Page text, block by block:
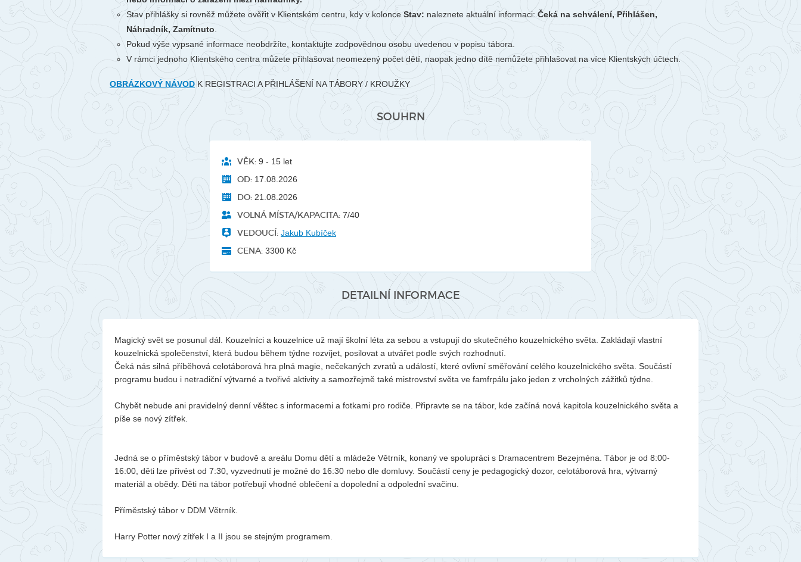
Stav přihlášky si rovněž můžete ověřit v Klientském centru, kdy v kolonce Stav: naleznete aktuální informaci:Čeká na schválení, Přihlášen,
Náhradník, Zamítnuto
Pokud výše vypsané informace neobdržíte, kontaktujte zodpovědnou osobu uvedenou v popisu tábora.
V rámci jednoho Klientského centra můžete přihlašovat neomezený počet dětí, naopak jedno dítě nemůžete přihlašovat na více Klientských účtech.
OBRÁZKOVÝ NÁVOD K REGISTRACI A PŘIHLÁŠENÍ NA TÁBORY / KROUŽKY
SOUHRN
VĚK: 9 - 15 let
OD: 17.08.2026
DO: 21.08.2026
VOLNÁ MÍSTA/KAPACITA: 7/40
VEDOUCÍ: Jakub Kubíček
CENA: 3300 Kč
DETAILNÍ INFORMACE
Magický svět se posunul dál. Kouzelníci a kouzelnice už mají školní léta za sebou a vstupují do skutečného kouzelnického světa. Zakládají vlastní
kouzelnická společenství, která budou během týdne rozvíjet, posilovat a utvářet podle svých rozhodnutí.
Čeká nás silná příběhová celotáborová hra plná magie, nečekaných zvratů a událostí, které ovlivní směřování celého kouzelnického světa. Součástí
programu budou i netradiční výtvarné a tvořivé aktivity a samozřejmě také mistrovství světa ve famfrpálu jako jeden z vrcholných zážitků týdne.
Chybět nebude ani pravidelný denní věštec s informacemi a fotkami pro rodiče. Připravte se na tábor, kde začíná nová kapitola kouzelnického světa a
píše se nový zítřek.
Jedná se o příměstský tábor v budově a areálu Domu dětí a mládeže Větrník, konaný ve spolupráci s Dramacentrem Bezejména. Tábor je od 8:00-
16:00, děti lze přivést od 7:30, vyzvednutí je možné do 16:30 nebo dle domluvy. Součástí ceny je pedagogický dozor, celotáborová hra, výtvarný
materiál a obědy. Děti na tábor potřebují vhodné oblečení a dopolední a odpolední svačinu.
Příměstský tábor v DDM Větrník.
Harry Potter nový zítřek I a II jsou se stejným programem.